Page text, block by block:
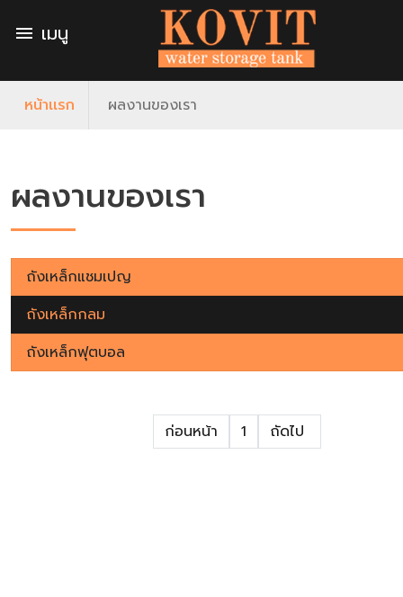
menu เมนู
หน้าเเรก ผลงานของเรา
ผลงานของเรา
ถังเหล็กแชมเปญ
ถังเหล็กกลม
ถังเหล็กฟุตบอล
ก่อนหน้า 1 ถัดไป